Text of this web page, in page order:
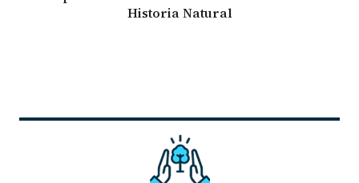
Historia Natural